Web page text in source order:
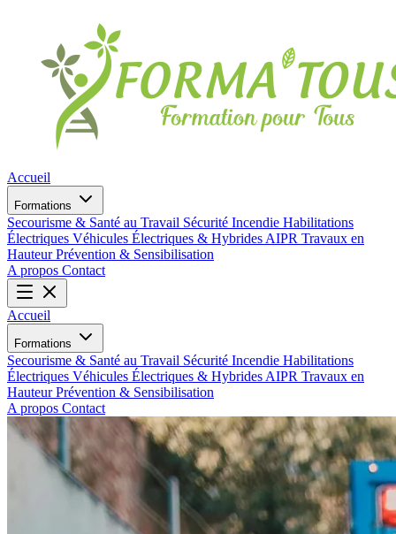
Accueil
Formations
Secourisme & Santé au Travail Sécurité Incendie Habilitations
Électriques Véhicules Électriques & Hybrides AIPR Travaux en
HauteurPrévention & Sensibilisation
A propos Contact
Accueil
Formations
Secourisme & Santé au Travail Sécurité Incendie Habilitations
Électriques Véhicules Électriques & Hybrides AIPR Travaux en
HauteurPrévention & Sensibilisation
A propos Contact